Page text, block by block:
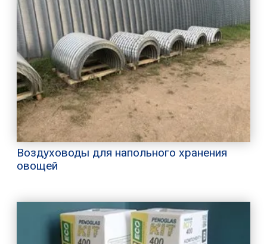
Воздуховоды для напольного хранения
овощей